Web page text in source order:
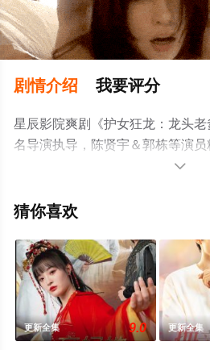
剧情介绍 我要评分
星辰影院爽剧《护女狂龙：龙头
名导演执导，陈贤宇＆郭栋等演
视剧，大结局剧情已揭晓（完结
移步至豆瓣电视剧、电视猫或剧情

猜你喜欢
更新全集 9.0 更新全集